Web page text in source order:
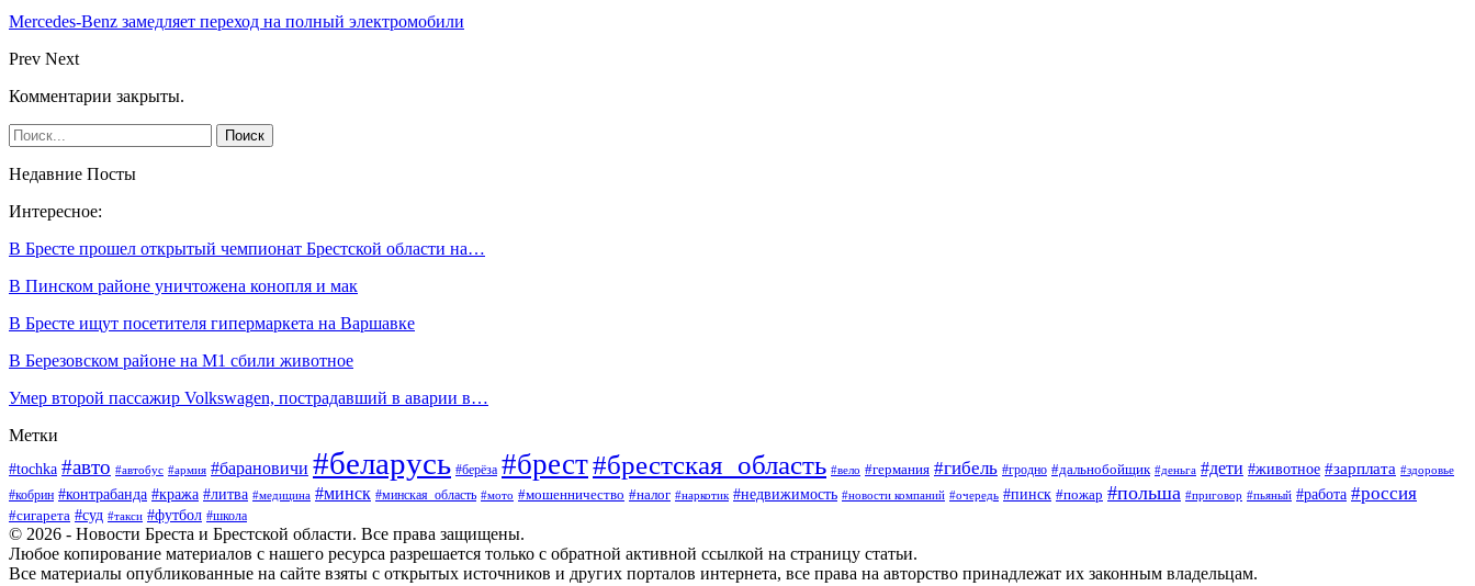
Mercedes-Benz замедляет переход на полный электромобили
Prev Next
Комментарии закрыты.
Недавние Посты
Интересное:
В Бресте прошел открытый чемпионат Брестской области на…
В Пинском районе уничтожена конопля и мак
В Бресте ищут посетителя гипермаркета на Варшавке
В Березовском районе на М1 сбили животное
Умер второй пассажир Volkswagen, пострадавший в аварии в…
Метки
#tochka #авто #автобус #армия #барановичи #беларусь #берёза #брест#брестская_область #вело #германия #гибель #гродно #дальнобойщик #деньга #дети #животное #зарплата #здоровье
#кобрин #контрабанда #кража #литва #медицина #минск #минская_область #мото #мошенничество #налог #наркотик #недвижимость #новости компаний #очередь #пинск #пожар #польша #приговор #пьяный #работа #россия
#сигарета #суд #такси #футбол #школа
© 2026 - Новости Бреста и Брестской области. Все права защищены.
Любое копирование материалов с нашего ресурса разрешается только с обратной активной ссылкой на страницу статьи.
Все материалы опубликованные на сайте взяты с открытых источников и других порталов интернета, все права на авторство принадлежат их законным владельцам.